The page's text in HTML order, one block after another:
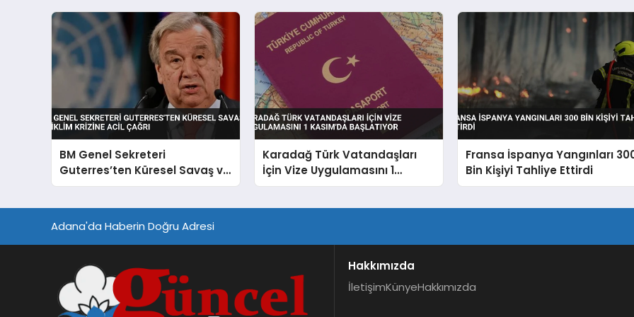
BM Genel Sekreteri
Guterres’ten Küresel Savaş ve
İklim Krizine Acil Çağrı
Karadağ Türk Vatandaşları
İçin Vize Uygulamasını 1
Kasım’da Başlatıyor
Fransa İspanya Yangınları
Bin Kişiyi Tahliye Ettirdi
Adana'da Haberin Doğru Adresi
Hakkımızda
İletişimKünyeHakkımızda